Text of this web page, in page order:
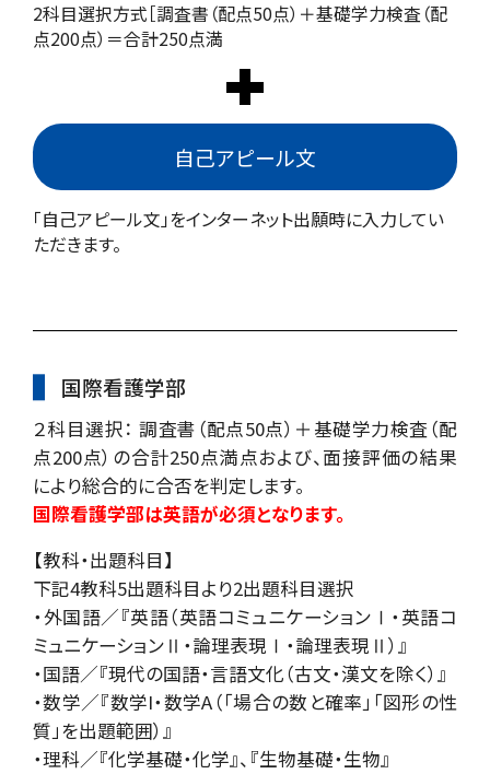
2科目選択方式［調査書（配点50点）＋基礎学力検査（配
点200点）＝合計250点満
自己アピール文
「自己アピール文」をインターネット出願時に入力してい
ただきます。
国際看護学部
２科目選択： 調査書（配点50点）＋基礎学力検査（配
点200点）の合計250点満点および、面接評価の結果
により総合的に合否を判定します。
国際看護学部は英語が必須となります。
【教科・出題科目】
下記4教科5出題科目より2出題科目選択
・外国語／『英語（英語コミュニケーションⅠ・英語コ
ミュニケーションⅡ・論理表現Ⅰ・論理表現Ⅱ）』
・国語／『現代の国語・言語文化（古文・漢文を除く）』
・数学／『数学I・数学A（「場合の数と確率」「図形の性
質」を出題範囲）』
・理科／『化学基礎・化学』、『生物基礎・生物』